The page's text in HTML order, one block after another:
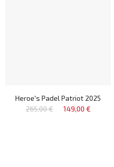
Heroe's Padel Patriot 2025
265,00 €
149,00 €